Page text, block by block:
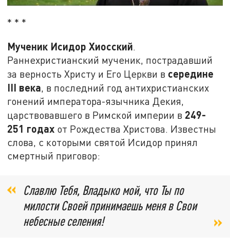
* * *
Мученик Исидор Хиосский
Раннехристианский мученик, пострадавший
за верность Христу и Его Церкви в середине
III века , в последний год антихристианских
гонений императора-язычника Декия,
царствовавшего в Римской империи в 249-
251 годах от Рождества Христова. Известны
слова, с которыми святой Исидор принял
смертный приговор:
Славлю Тебя, Владыко мой, что Ты по
милости Своей принимаешь меня в Свои
небесные селения!